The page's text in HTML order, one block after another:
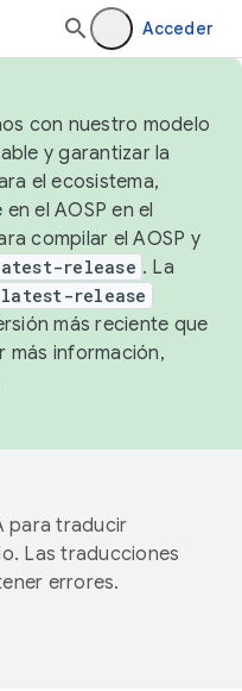
Acceder
con nuestro modelo
y garantizar la
el ecosistema,
el AOSP en el
compilar el AOSP y
release . La
release
más reciente que
más información,
para traducir
Las traducciones
errores.